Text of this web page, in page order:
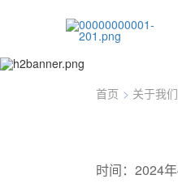
首页 > 关于我们
时间：2024